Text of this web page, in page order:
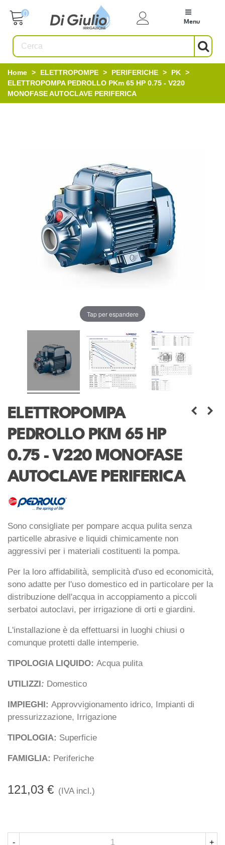
0
Menu
Home > ELETTROPOMPE > PERIFERICHE > PK >
ELETTROPOMPA PEDROLLO PKm 65 HP 0.75 - V220
MONOFASE AUTOCLAVE PERIFERICA
Tap per espandere
ELETTROPOMPA
PEDROLLO PKM 65 HP
0.75 - V220 MONOFASE
AUTOCLAVE PERIFERICA
Sono consigliate per pompare acqua pulita senza
particelle abrasive e liquidi chimicamente non
aggressivi per i materiali costituenti la pompa.
Per la loro affidabilità, semplicità d'uso ed economicità,
sono adatte per l'uso domestico ed in particolare per la
distribuzione dell'acqua in accoppiamento a piccoli
serbatoi autoclavi, per irrigazione di orti e giardini.
L'installazione è da effettuarsi in luoghi chiusi o
comunque protetti dalle intemperie.
TIPOLOGIA LIQUIDO: Acqua pulita
UTILIZZI: Domestico
IMPIEGHI: Approvvigionamento idrico, Impianti di
pressurizzazione, Irrigazione
TIPOLOGIA: Superficie
FAMIGLIA: Periferiche
121,03 € (IVA incl.)
- +